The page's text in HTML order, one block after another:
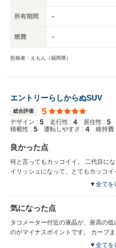
所有期間 -
燃費 -
投稿者：えもん（福岡県）
エントリーらしからぬSUV
総合評価 5
デザイン : 5 走行性 : 4 居住性 : 5
積載性 : 5 運転しやすさ : 4 維持費
良かった点
何と言ってもカッコイイ。 二代目に
イリッシュになって、とてもカッコイ
がカッコイイと思っています。（次
ティで加速も良いですよ。
▼全てを
気になった点
タコメーター付近の液晶が、座高の
のがマイナスポイントです。 カーブ
の距離数が出たり、かなり有益な情
▼全てを